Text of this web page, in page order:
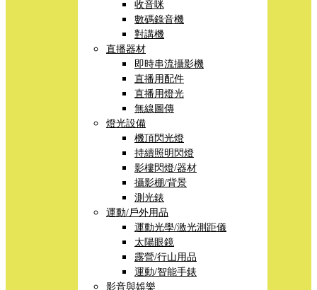
收音咪
數碼錄音機
對講機
直播器材
即時串流攝影機
直播用配件
直播用燈光
無線圖傳
燈光設備
機頂閃光燈
持續照明閃燈
影樓閃燈/器材
攝影棚/背景
測光錶
運動/戶外用品
運動光學/激光測距儀
太陽眼鏡
露營/行山用品
運動/智能手錶
影音與娛樂